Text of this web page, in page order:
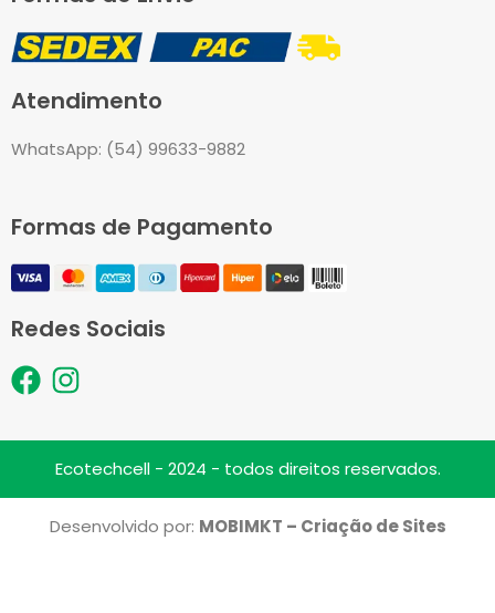
Atendimento
WhatsApp: (54) 99633-9882
Formas de Pagamento
Redes Sociais
F
c
b
I
s
t
a
g
Ecotechcell - 2024 - todos direitos reservados.
Desenvolvido por: MOBIMKT – Criação de Sites